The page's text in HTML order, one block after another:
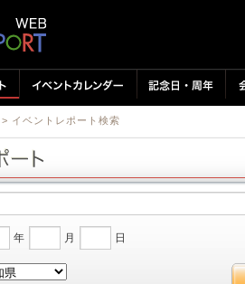
> イベントレポート検索
年 月 日